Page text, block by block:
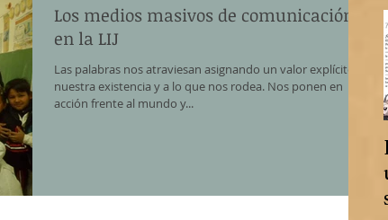
Los medios masivos de comunicación
en la LIJ
Las palabras nos atraviesan asignando un valor explícito a
nuestra existencia y a lo que nos rodea. Nos ponen en
acción frente al mundo y...